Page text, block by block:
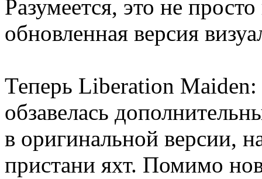
Разумеется, это не
обновленная версия
Теперь Liberation
обзавелась
в оригинальной версии,
пристани яхт. Помимо